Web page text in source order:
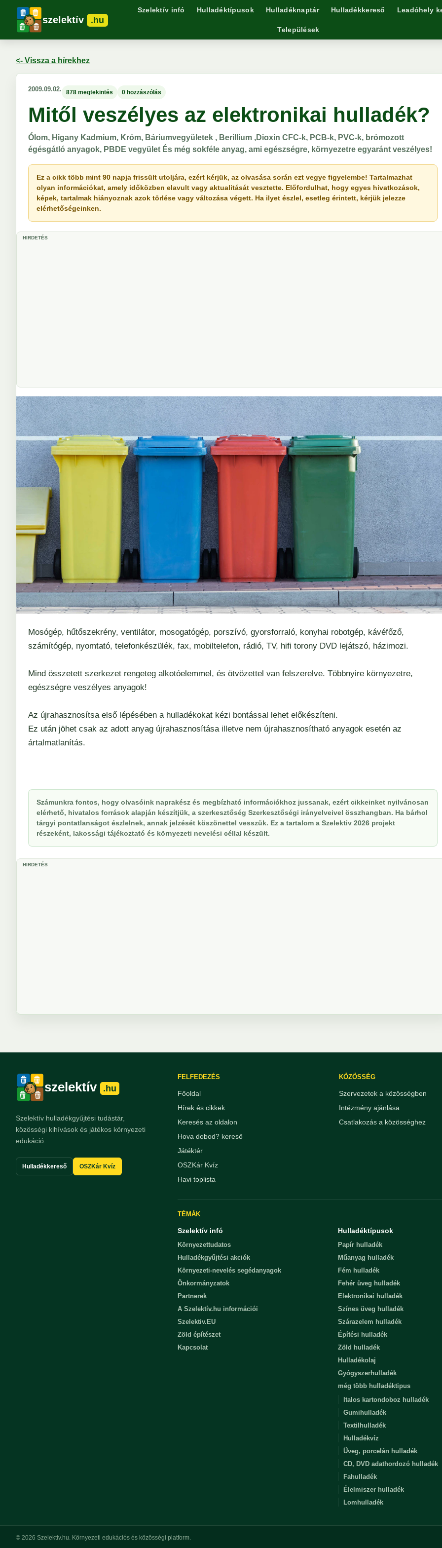
szelektív .hu
Szelektív infó Hulladéktípusok Hulladéknaptár Hulladékkereső Leadóhely
Települések
<- Vissza a hírekhez
2009.09.02. 878 megtekintés 0 hozzászólás
Mitől veszélyes az elektronikai hulladék?
Ólom, Higany Kadmium, Króm, Báriumvegyületek , Berillium ,Dioxin CFC-k, PCB-k, PVC-k, brómozott
égésgátló anyagok, PBDE vegyület És még sokféle anyag, ami egészségre, környezetre egyaránt veszélyes!
Ez a cikk több mint 90 napja frissült utoljára, ezért kérjük, az olvasása során ezt vegye figyelembe! Tartalmazhat
olyan információkat, amely időközben elavult vagy aktualitását vesztette. Előfordulhat, hogy egyes hivatkozások,
képek, tartalmak hiányoznak azok törlése vagy változása végett. Ha ilyet észlel, esetleg érintett, kérjük jelezze
elérhetőségeinken.
HIRDETÉS
Mosógép, hűtőszekrény, ventilátor, mosogatógép, porszívó, gyorsforraló, konyhai robotgép, kávéfőző,
számítógép, nyomtató, telefonkészülék, fax, mobiltelefon, rádió, TV, hifi torony DVD lejátszó, házimozi.
Mind összetett szerkezet rengeteg alkotóelemmel, és ötvözettel van felszerelve. Többnyire környezetre,
egészségre veszélyes anyagok!
Az újrahasznosítsa első lépésében a hulladékokat kézi bontással lehet előkészíteni.
Ez után jöhet csak az adott anyag újrahasznosítása illetve nem újrahasznosítható anyagok esetén az
ártalmatlanítás.
Számunkra fontos, hogy olvasóink naprakész és megbízható információkhoz jussanak, ezért cikkeinket nyilvánosan
elérhető, hivatalos források alapján készítjük, a szerkesztőség Szerkesztőségi irányelveivel összhangban. Ha bárhol
tárgyi pontatlanságot észlelnek, annak jelzését köszönettel vesszük. Ez a tartalom a Szelektiv 2026 projekt
részeként, lakossági tájékoztató és környezeti nevelési céllal készült.
HIRDETÉS
szelektív .hu
Szelektív hulladékgyűjtési tudástár,
közösségi kihívások és játékos környezeti
edukáció.
Hulladékkereső OSZKár Kvíz
FELFEDEZÉS
Főoldal
Hírek és cikkek
Keresés az oldalon
Hova dobod? kereső
Játéktér
OSZKár Kvíz
Havi toplista
KÖZÖSSÉG
Szervezetek a közösségben
Intézmény ajánlása
Csatlakozás a közösséghez
TÉMÁK
Szelektív infó
Környezettudatos
Hulladékgyűjtési akciók
Környezeti-nevelés segédanyagok
Önkormányzatok
Partnerek
A Szelektív.hu információi
Szelektiv.EU
Zöld építészet
Kapcsolat
Hulladéktípusok
Papír hulladék
Műanyag hulladék
Fém hulladék
Fehér üveg hulladék
Elektronikai hulladék
Színes üveg hulladék
Szárazelem hulladék
Építési hulladék
Zöld hulladék
Hulladékolaj
Gyógyszerhulladék
még több hulladéktipus
Italos kartondoboz hulladék
Gumihulladék
Textilhulladék
Hulladékvíz
Üveg, porcelán hulladék
CD, DVD adathordozó hulladék
Fahulladék
Élelmiszer hulladék
Lomhulladék
© 2026 Szelektiv.hu. Környezeti edukációs és közösségi platform.